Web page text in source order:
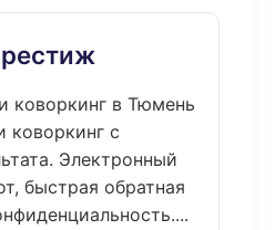
коворкинг в Тюмень
коворкинг с
Электронный
быстрая обратная